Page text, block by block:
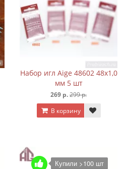
Набор игл Aige 48602 48х1,0
мм 5 шт
269 р.299 р.
В корзину
Купили >100 шт